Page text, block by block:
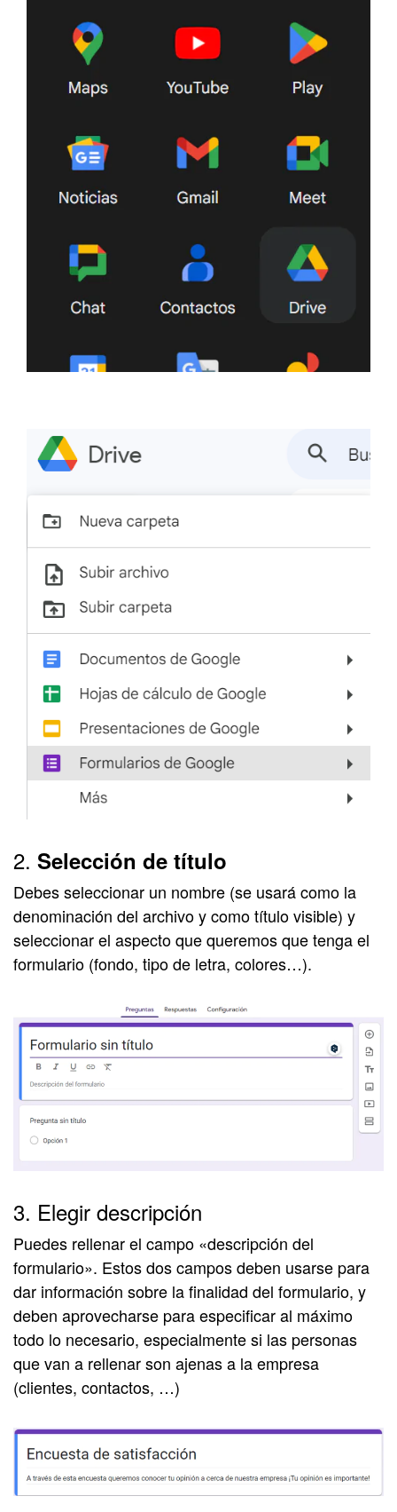
2. Selección de título
Debes seleccionar un nombre (se usará como la
denominación del archivo y como título visible) y
seleccionar el aspecto que queremos que tenga el
formulario (fondo, tipo de letra, colores…).
3. Elegir descripción
Puedes rellenar el campo «descripción del
formulario». Estos dos campos deben usarse para
dar información sobre la finalidad del formulario, y
deben aprovecharse para especificar al máximo
todo lo necesario, especialmente si las personas
que van a rellenar son ajenas a la empresa
(clientes, contactos, …)